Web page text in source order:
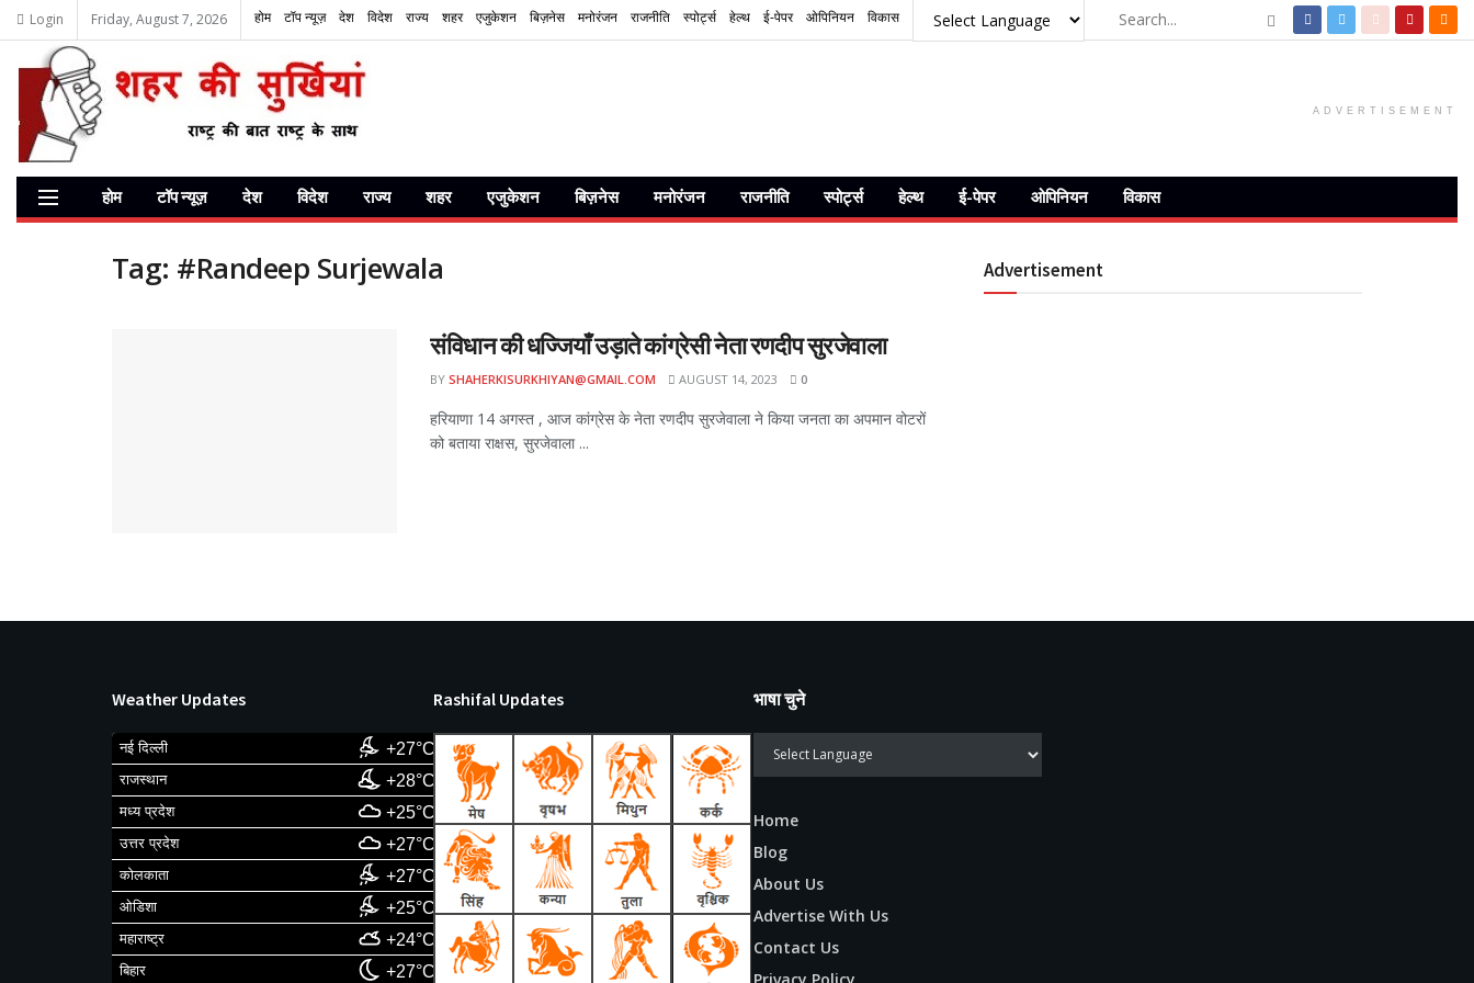
Login Friday, August 7, 2026 होम टॉप न्यूज़ देश विदेश राज्य शहर एजुकेशन बिज़नेस मनोरंजन राजनीति स्पोर्ट्स हेल्थ ई-पेपर ओपिनियन विकास
ADVERTISEMENT
होम टॉप न्यूज़ देश विदेश राज्य शहर एजुकेशन बिज़नेस मनोरंजन राजनीति स्पोर्ट्स हेल्थ ई-पेपर ओपिनियन विकास
Tag: #Randeep Surjewala
संविधान की धज्जियाँ उड़ाते कांग्रेसी नेता रणदीप सुरजेवाला
BY SHAHERKISURKHIYAN@GMAIL.COM AUGUST 14, 2023 0
हरियाणा 14 अगस्त , आज कांग्रेस के नेता रणदीप सुरजेवाला ने किया जनता का अपमान वोटरों
को बताया राक्षस, सुरजेवाला ...
Advertisement
Weather Updates
नई दिल्ली +27°C
राजस्थान +28°C
मध्य प्रदेश +25°C
उत्तर प्रदेश +27°C
कोलकाता +27°C
ओडिशा +25°C
महाराष्ट्र +24°C
बिहार +27°C
Rashifal Updates भाषा चुने
Home
Blog
About Us
Advertise With Us
Contact Us